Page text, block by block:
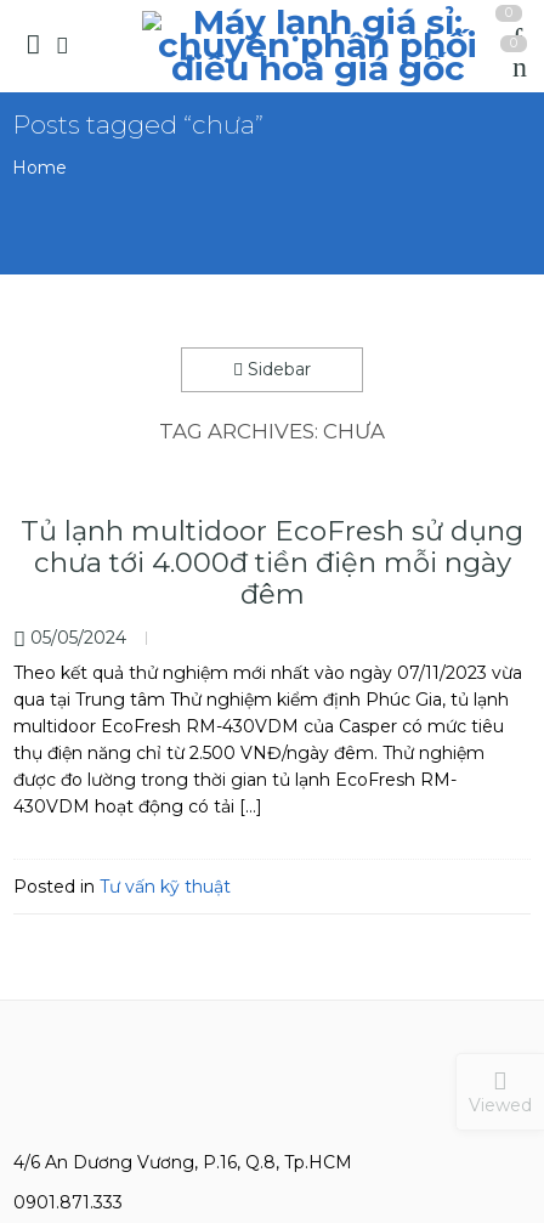
0
0
Posts tagged “chưa”
Home
Sidebar
TAG ARCHIVES: CHƯA
Tủ lạnh multidoor EcoFresh sử dụng
chưa tới 4.000đ tiền điện mỗi ngày
đêm
05/05/2024
Theo kết quả thử nghiệm mới nhất vào ngày 07/11/2023 vừa
qua tại Trung tâm Thử nghiệm kiểm định Phúc Gia, tủ lạnh
multidoor EcoFresh RM-430VDM của Casper có mức tiêu
thụ điện năng chỉ từ 2.500 VNĐ/ngày đêm. Thử nghiệm
được đo lường trong thời gian tủ lạnh EcoFresh RM-
430VDM hoạt động có tải […]
Posted in Tư vấn kỹ thuật
4/6 An Dương Vương, P.16, Q.8, Tp.HCM
0901.871.333
Viewed